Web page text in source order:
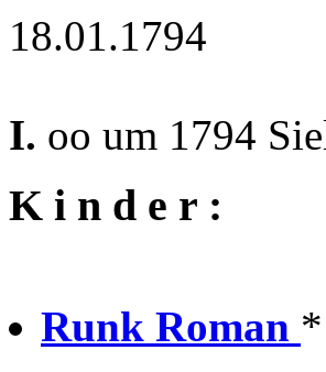
18.01.1794
I. oo um 1794
K i n d e r :
Runk Roman